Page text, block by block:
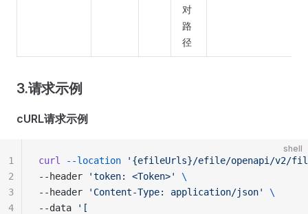
对
路
径
3.请求示例
cURL请求示例
shell
curl --location '{efileUrls}/efile/openapi/v2/
--header
'token: <Token>'
\
--header
'Content-Type: application/json'
\
--data
'[
1
2
3
4